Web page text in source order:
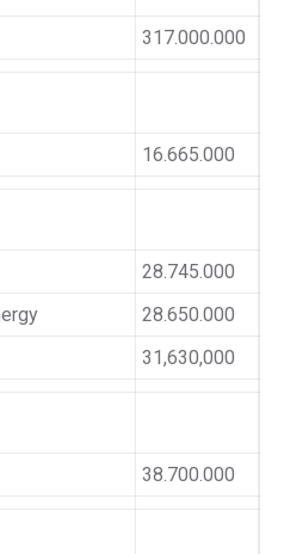
317.000.000
16.665.000
28.745.000
28.650.000
31,630,000
38.700.000